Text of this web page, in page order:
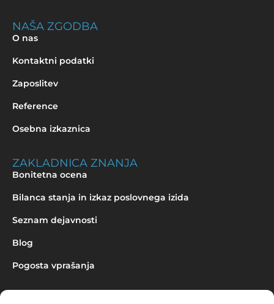
NAŠA ZGODBA
O nas
Kontaktni podatki
Zaposlitev
Reference
Osebna izkaznica
ZAKLADNICA ZNANJA
Bonitetna ocena
Bilanca stanja in izkaz poslovnega izida
Seznam dejavnosti
Blog
Pogosta vprašanja